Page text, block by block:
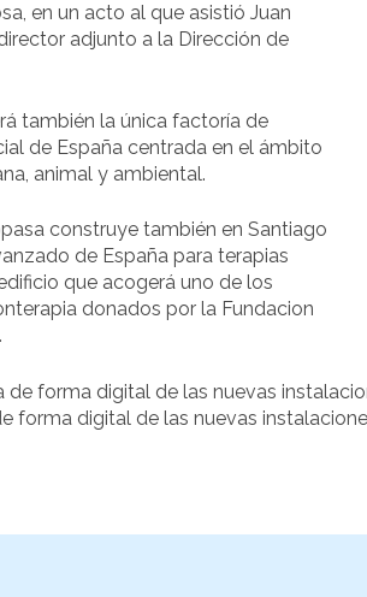
en un acto al que asistió Juan
adjunto a la Dirección de
también la única factoría de
de España centrada en el ámbito
animal y ambiental.
construye también en Santiago
de España para terapias
que acogerá uno de los
donados por la Fundacion
forma digital de las nuevas